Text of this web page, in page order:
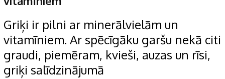
Griķi ir pilni ar minerālvielām un
vitamīniem. Ar spēcīgāku garšu nekā citi
graudi, piemēram, kvieši, auzas un rīsi,
griķi salīdzinājumā